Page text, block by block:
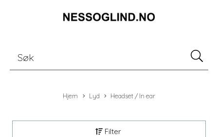
Hjem Lyd Headset / In ear
Filter